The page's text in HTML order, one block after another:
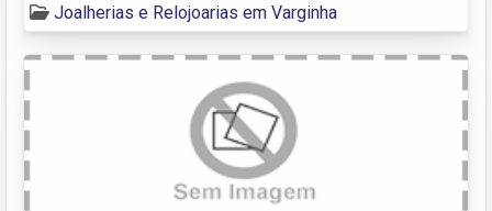
Joalherias e Relojoarias em Varginha